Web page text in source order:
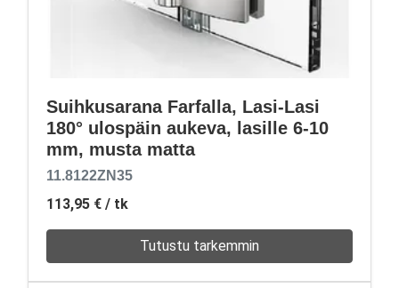
Suihkusarana Farfalla, Lasi-Lasi
180° ulospäin aukeva, lasille 6-10
mm, musta matta
11.8122ZN35
113,95 € / tk
Tutustu tarkemmin